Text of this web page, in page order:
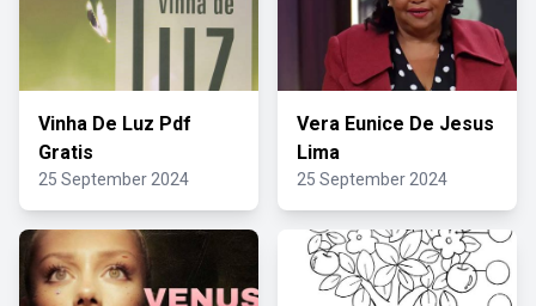
Vinha De Luz Pdf
Gratis
25 September 2024
Vera Eunice De Jesus
Lima
25 September 2024